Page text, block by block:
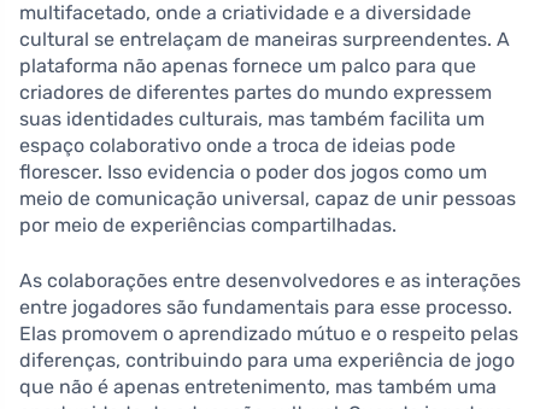
multifacetado, onde a criatividade e a diversidade
cultural se entrelaçam de maneiras surpreendentes. A
plataforma não apenas fornece um palco para que
criadores de diferentes partes do mundo expressem
suas identidades culturais, mas também facilita um
espaço colaborativo onde a troca de ideias pode
florescer. Isso evidencia o poder dos jogos como um
meio de comunicação universal, capaz de unir pessoas
por meio de experiências compartilhadas.
As colaborações entre desenvolvedores e as interações
entre jogadores são fundamentais para esse processo.
Elas promovem o aprendizado mútuo e o respeito pelas
diferenças, contribuindo para uma experiência de jogo
que não é apenas entretenimento, mas também uma